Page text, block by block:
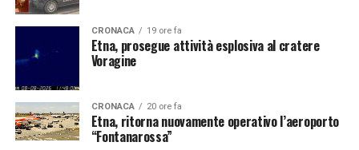
CRONACA 19 ore fa
Etna, prosegue attività esplosiva al cratere
Voragine
CRONACA 20 ore fa
Etna, ritorna nuovamente operativo l’aeroporto
“Fontanarossa”